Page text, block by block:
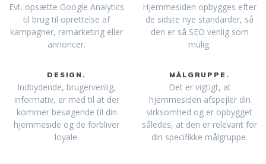
Evt. opsætte Google Analytics
til brug til oprettelse af
kampagner, remarketing eller
annoncer.
Hjemmesiden opbygges efter
de sidste nye standarder, så
den er så SEO venlig som
mulig.
DESIGN.
Indbydende, brugervenlig,
informativ, er med til at der
kommer besøgende til din
hjemmeside og de forbliver
loyale.
MÅLGRUPPE.
Det er vigtigt, at
hjemmesiden afspejler din
virksomhed og er opbygget
således, at den er relevant for
din specifikke målgruppe.